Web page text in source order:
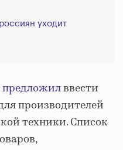
уходит
предложилввести
производителей
техники. Список